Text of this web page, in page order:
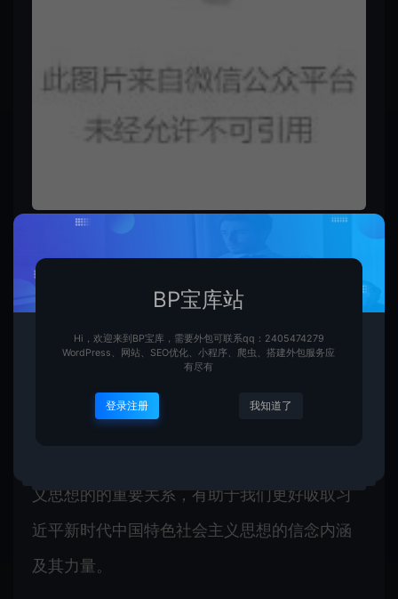
致实施星毛发展战略，扎实推动高质量发展”“扛
起新使命新担当奋进新征程”三部分。同学们学
习了“星毛发展战略”的主要内容、基本内涵，回
重大成就。随后通过视频资料，同学们了解了
义思想的的重要关系，有助于我们更好吸取习
近平新时代中国特色社会主义思想的信念内涵
及其力量。
BP宝库站
Hi，欢迎来到BP宝库，需要外包可联系qq：2405474279
WordPress、网站、SEO优化、小程序、爬虫、搭建外包服务应
有尽有
登录注册 我知道了